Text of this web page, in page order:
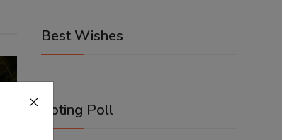
Best Wishes
Voting Poll